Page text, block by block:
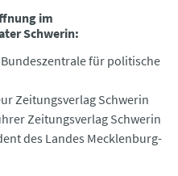
im
Schwerin:
für politische
Zeitungsverlag Schwerin
Zeitungsverlag Schwerin
des Landes Mecklenburg-